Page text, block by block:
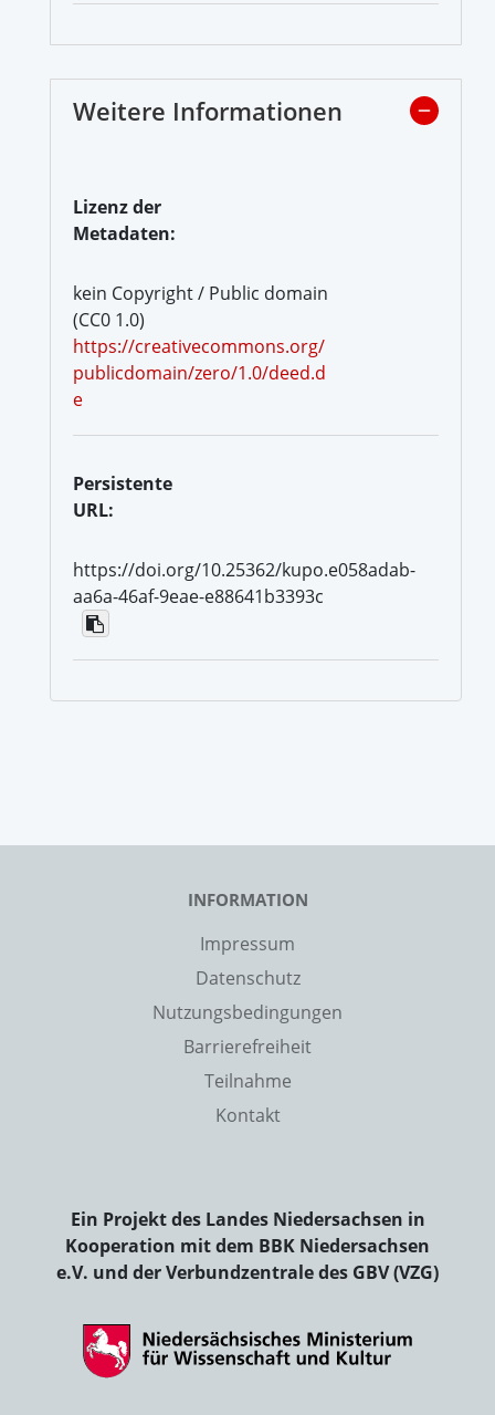
Weitere Informationen
Lizenz der
Metadaten:
kein Copyright / Public domain
(CC0 1.0)
https://creativecommons.org/
publicdomain/zero/1.0/deed.d
e
Persistente
URL:
https://doi.org/10.25362/kupo.e058adab-
aa6a-46af-9eae-e88641b3393c
INFORMATION
Impressum
Datenschutz
Nutzungsbedingungen
Barrierefreiheit
Teilnahme
Kontakt
Ein Projekt des Landes Niedersachsen in
Kooperation mit dem BBK Niedersachsen
e.V. und der Verbundzentrale des GBV (VZG)